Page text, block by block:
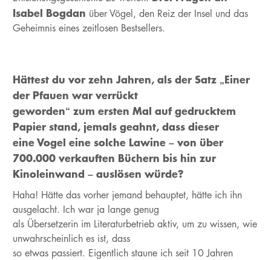
Isabel Bogdan über Vögel, den Reiz der Insel und das
Geheimnis eines zeitlosen Bestsellers.
Hättest du vor zehn Jahren, als der Satz „Einer
der Pfauen war verrückt
geworden“ zum ersten Mal auf gedrucktem
Papier stand, jemals geahnt, dass dieser
eine Vogel eine solche Lawine – von über
700.000 verkauften Büchern bis hin zur
Kinoleinwand – auslösen würde?
Haha! Hätte das vorher jemand behauptet, hätte ich ihn
ausgelacht. Ich war ja lange genug
als Übersetzerin im Literaturbetrieb aktiv, um zu wissen, wie
unwahrscheinlich es ist, dass
so etwas passiert. Eigentlich staune ich seit 10 Jahren